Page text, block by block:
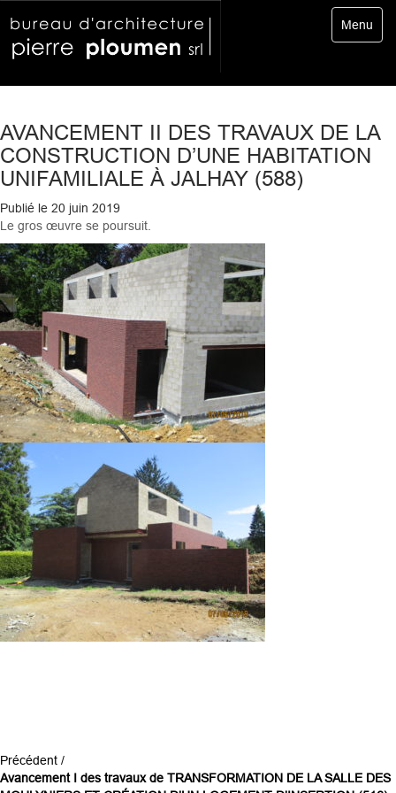
Toggle
Menu
AVANCEMENT II DES TRAVAUX DE LA
CONSTRUCTION D’UNE HABITATION
UNIFAMILIALE À JALHAY (588)
Publié le 20 juin 2019
Le gros œuvre se poursuit.
Précédent /
Avancement I des travaux de TRANSFORMATION DE LA SALLE DES